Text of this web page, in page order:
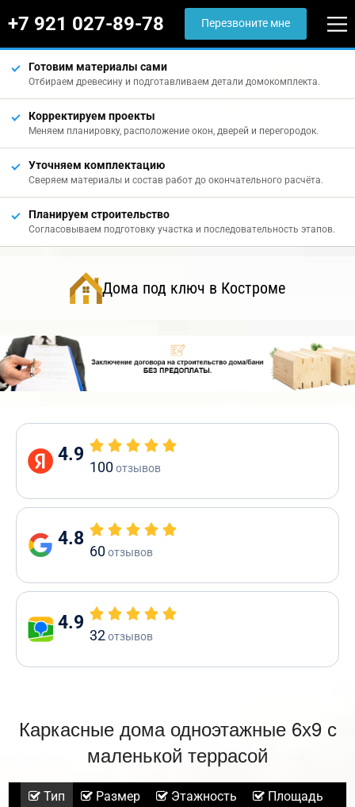
+7 921 027-89-78 Перезвоните мне
Готовим материалы сами
Отбираем древесину и подготавливаем детали домокомплекта.
Корректируем проекты
Меняем планировку, расположение окон, дверей и перегородок.
Уточняем комплектацию
Сверяем материалы и состав работ до окончательного расчёта.
Планируем строительство
Согласовываем подготовку участка и последовательность этапов.
Дома под ключ в Костроме
4.9
100отзывов
4.8
60отзывов
4.9
32отзывов
Каркасные дома одноэтажные 6х9 с
маленькой террасой
Тип Размер Этажность
Площадь